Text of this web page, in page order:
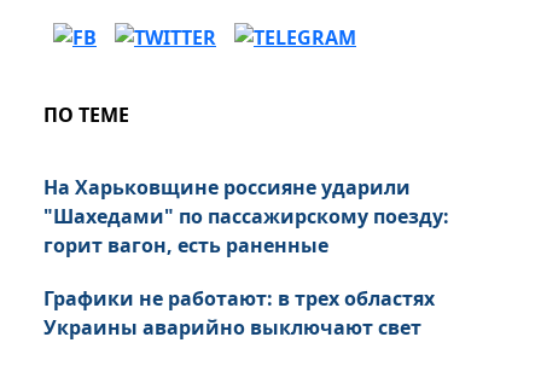
ПО ТЕМЕ
На Харьковщине россияне ударили
"Шахедами" по пассажирскому поезду:
горит вагон, есть раненные
Графики не работают: в трех областях
Украины аварийно выключают свет